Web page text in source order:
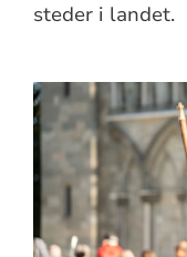
steder i landet.